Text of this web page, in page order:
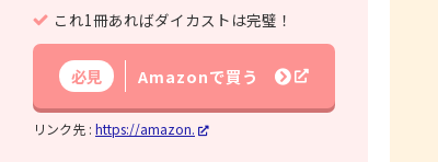
これ1冊あればダイカストは完璧！
必見 Amazonで買う
リンク先 : https://amazon.